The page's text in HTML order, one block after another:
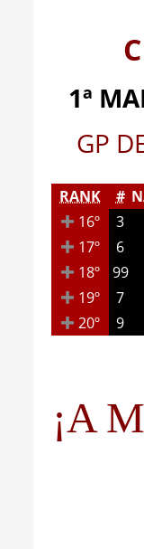
1ª
GP
RANK #
16º
3
17º
6
18º
99
19º
7
20º
9
¡A